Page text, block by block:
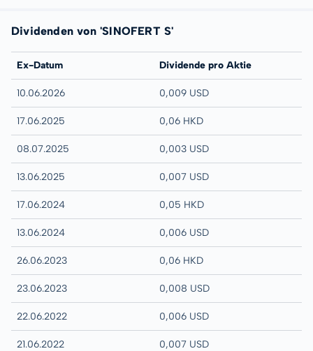
Dividenden von 'SINOFERT S'
Ex-Datum Dividende pro Aktie
10.06.2026 0,009 USD
17.06.2025 0,06 HKD
08.07.2025 0,003 USD
13.06.2025 0,007 USD
17.06.2024 0,05 HKD
13.06.2024 0,006 USD
26.06.2023 0,06 HKD
23.06.2023 0,008 USD
22.06.2022 0,006 USD
21.06.2022 0,007 USD